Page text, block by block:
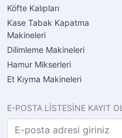
Köfte Kalıpları
Kase Tabak Kapatma
Makineleri
Dilimleme Makineleri
Hamur Mikserleri
Et Kıyma Makineleri
E-POSTA LİSTESİNE KAYIT OL